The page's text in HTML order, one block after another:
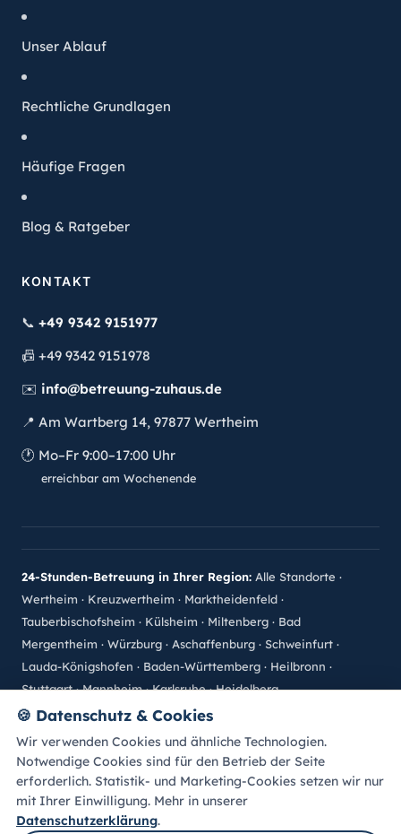
Unser Ablauf
Rechtliche Grundlagen
Häufige Fragen
Blog & Ratgeber
KONTAKT
📞 +49 9342 9151977
📠 +49 9342 9151978
✉️ info@betreuung-zuhaus.de
📍 Am Wartberg 14, 97877 Wertheim
🕐 Mo–Fr 9:00–17:00 Uhr
erreichbar am Wochenende
24-Stunden-Betreuung in Ihrer Region: Alle Standorte ·
Wertheim · Kreuzwertheim · Marktheidenfeld ·
Tauberbischofsheim · Külsheim · Miltenberg · Bad
Mergentheim · Würzburg · Aschaffenburg · Schweinfurt ·
Lauda-Königshofen · Baden-Württemberg · Heilbronn ·
Stuttgart·Mannheim·Karlsruhe·Heidelberg
ImpressumDatenschutzSitemapBewertung abgeben
Cookie-Einstellungen
Schrift: A
🍪 Datenschutz & Cookies
Wir verwenden Cookies und ähnliche Technologien.
Notwendige Cookies sind für den Betrieb der Seite
erforderlich. Statistik- und Marketing-Cookies setzen wir nur
mit Ihrer Einwilligung. Mehr in unserer
Datenschutzerklärung.